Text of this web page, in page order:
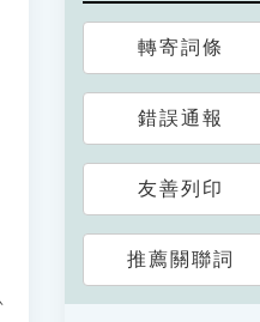
轉寄詞條
錯誤通報
友善列印
推薦關聯詞